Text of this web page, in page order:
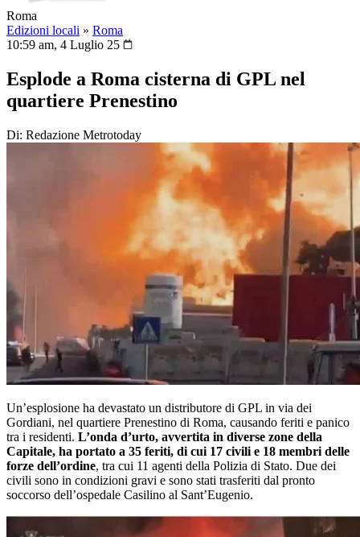
Roma
Edizioni locali » Roma
10:59 am, 4 Luglio 25
Esplode a Roma cisterna di GPL nel
quartiere Prenestino
Di: Redazione Metrotoday
Un’esplosione ha devastato un distributore di GPL in via dei
Gordiani, nel quartiere Prenestino di Roma, causando feriti e panico
tra i residenti. L’onda d’urto, avvertita in diverse zone della
Capitale, ha portato a 35 feriti, di cui 17 civili e 18 membri delle
forze dell’ordine, tra cui 11 agenti della Polizia di Stato. Due dei
civili sono in condizioni gravi e sono stati trasferiti dal pronto
soccorso dell’ospedale Casilino al Sant’Eugenio.